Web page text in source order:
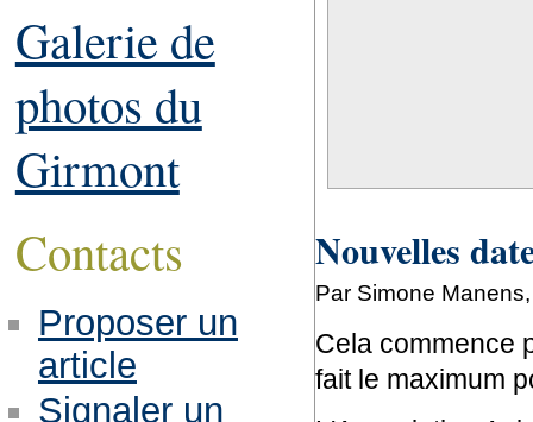
Nouvelles
Par Simone
Cela commence
fait le maximum
Galerie de
photos du
Girmont
Contacts
Proposer un
article
Signaler un